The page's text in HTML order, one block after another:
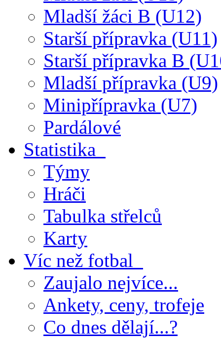
Mladší žáci B (U12)
Starší přípravka (U11)
Starší přípravka B
Mladší přípravka (U9)
Minipřípravka (U7)
Pardálové
Statistika
Týmy
Hráči
Tabulka střelců
Karty
Víc než fotbal
Zaujalo nejvíce...
Ankety, ceny, trofeje
Co dnes dělají...?